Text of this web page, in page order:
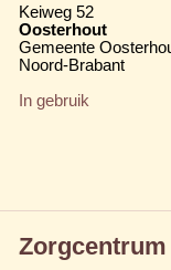
Keiweg 52
Oosterhout
Gemeente
Noord-Brabant
In gebruik